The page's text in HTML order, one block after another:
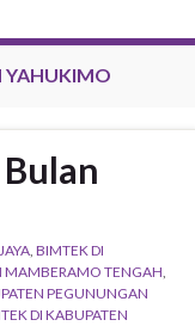
YAHUKIMO
, BIMTEK DI
MAMBERAMO TENGAH,
PEGUNUNGAN
DI KABUPATEN